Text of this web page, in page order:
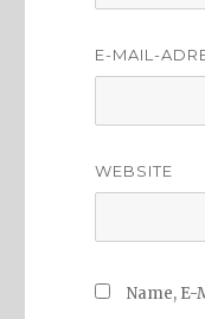
E-MAIL-
WEBSITE
Name,